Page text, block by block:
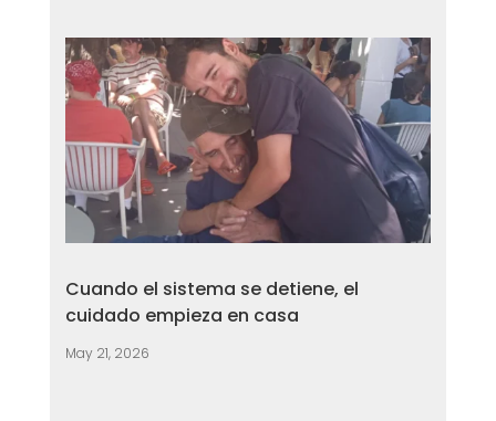
Cuando el sistema se detiene, el
cuidado empieza en casa
May 21, 2026